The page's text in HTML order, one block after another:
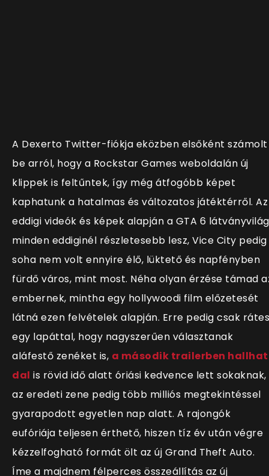
A Dexerto Twitter-fiókja eközben elsőként számolt
be arról, hogy a Rockstar Games weboldalán új
klippek is feltűntek, így még átfogóbb képet
kaphatunk a hatalmas és változatos játéktérről. Az
eddigi videók és képek alapján a GTA 6
minden eddiginél részletesebb lesz, Vice City pedig
soha nem volt ennyire élő, lüktető és napfényben
fürdő város, mint most. Néha olyan érzése támad
embernek, mintha egy hollywoodi film előzetesét
látná ezen felvételek alapján. Erre pedig csak
egy lapáttal, hogy nagyszerűen választanak
aláfestő zenéket is, a második trailerben
dal is rövid idő alatt óriási kedvence lett sokaknak,
az eredeti zene pedig több milliós megtekintéssel
gyarapodott egyetlen nap alatt. A rajongók
eufóriája teljesen érthető, hiszen tíz év után végre
kézzelfogható formát ölt az új Grand Theft Auto.
Íme a majdnem félperces összeállítás az új